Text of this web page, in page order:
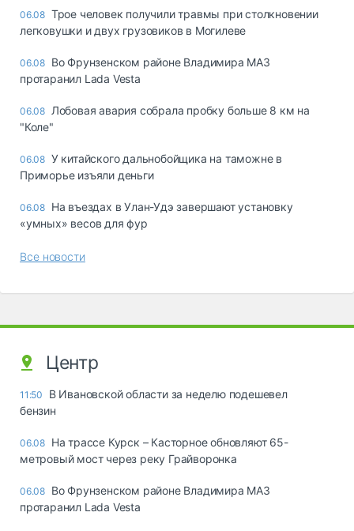
06.08 Трое человек получили травмы при столкновении
легковушки и двух грузовиков в Могилеве
06.08 Во Фрунзенском районе Владимира МАЗ
протаранил Lada Vesta
06.08 Лобовая авария собрала пробку больше 8 км на
"Коле"
06.08 У китайского дальнобойщика на таможне в
Приморье изъяли деньги
06.08 Ha въeздax в Улaн-Удэ зaвepшaют ycтaнoвкy
«yмныx» вecoв для фyp
Все новости
Центр
11:50
В Ивановской области за неделю подешевел
бензин
06.08 На трассе Курск – Касторное обновляют 65-
метровый мост через реку Грайворонка
06.08 Во Фрунзенском районе Владимира МАЗ
протаранил Lada Vesta